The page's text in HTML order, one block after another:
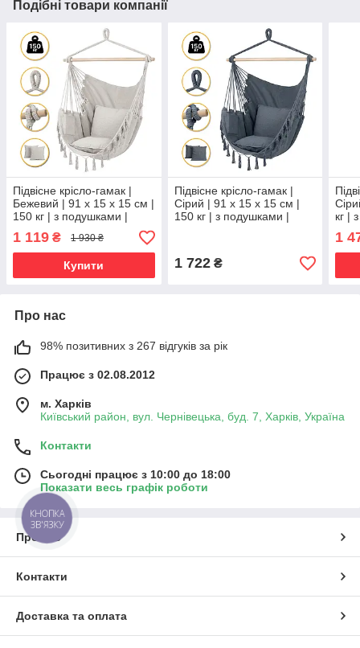
Подібні товари компанії
Підвісне крісло-гамак |
Бежевий | 91 x 15 x 15 см |
150 кг | з подушками |
LEOBRO LB-1115 | для
дому, саду, балкона та
тераси
1 119 ₴ 1 930 ₴
Купити
Підвісне крісло-гамак |
Сірий | 91 x 15 x 15 см |
150 кг | з подушками |
тераси
1 722₴
кг |
1
Про нас
98% позитивних з 267 відгуків за рік
Працює з 02.08.2012
м. Харків
Київський район, вул. Чернівецька, буд. 7, Харків, Україна
Контакти
Сьогодні працює з 10:00 до 18:00
Показати весь графік роботи
Про нас
Контакти
Доставка та оплата
КНОПКА
ЗВ'ЯЗКУ